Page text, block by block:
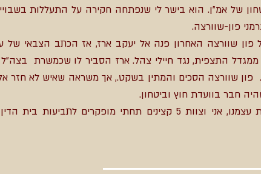
של אמ"ן. הוא בישר לי שנפתחה חקירה על התעללות
פון-שוורצה.
שוורצה האחרון פנה אל יעקב ארז, אז הכתב הצבאי של
התצפית, נגד חיילי צהל. ארז הסביר לו שכמשרת
שוורצה הסכים והמתין בשקט., אך משראה שאיש לא חזר
חבר בוועדת חוץ וביטחון.
החל להתגלגל כדור שלג גדול עד אלינו החוקרים. מצאנו את עצמנו, אני וצוות 5 קצינים תחתי